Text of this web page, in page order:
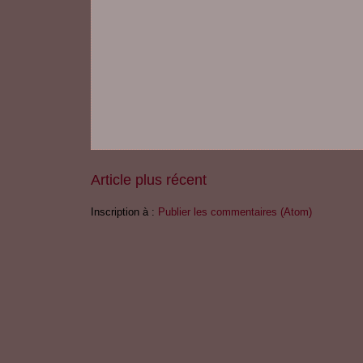
Article plus récent
Inscription à : Publier les commentaires (Atom)